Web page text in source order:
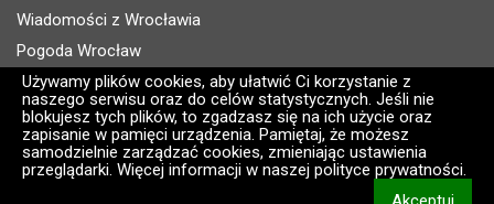
Używamy plików cookies, aby ułatwić Ci korzystanie z
naszego serwisu oraz do celów statystycznych. Jeśli nie
blokujesz tych plików, to zgadzasz się na ich użycie oraz
zapisanie w pamięci urządzenia. Pamiętaj, że możesz
samodzielnie zarządzać cookies, zmieniając ustawienia
przeglądarki. Więcej informacji w naszej polityce prywatności.
Wiadomości z Wrocławia
Pogoda Wrocław
Rozkłady jazdy MPK Wrocław
Administratorem wroclaw.pl jest: ARAW
Wersja systemu: 2.8.30.09